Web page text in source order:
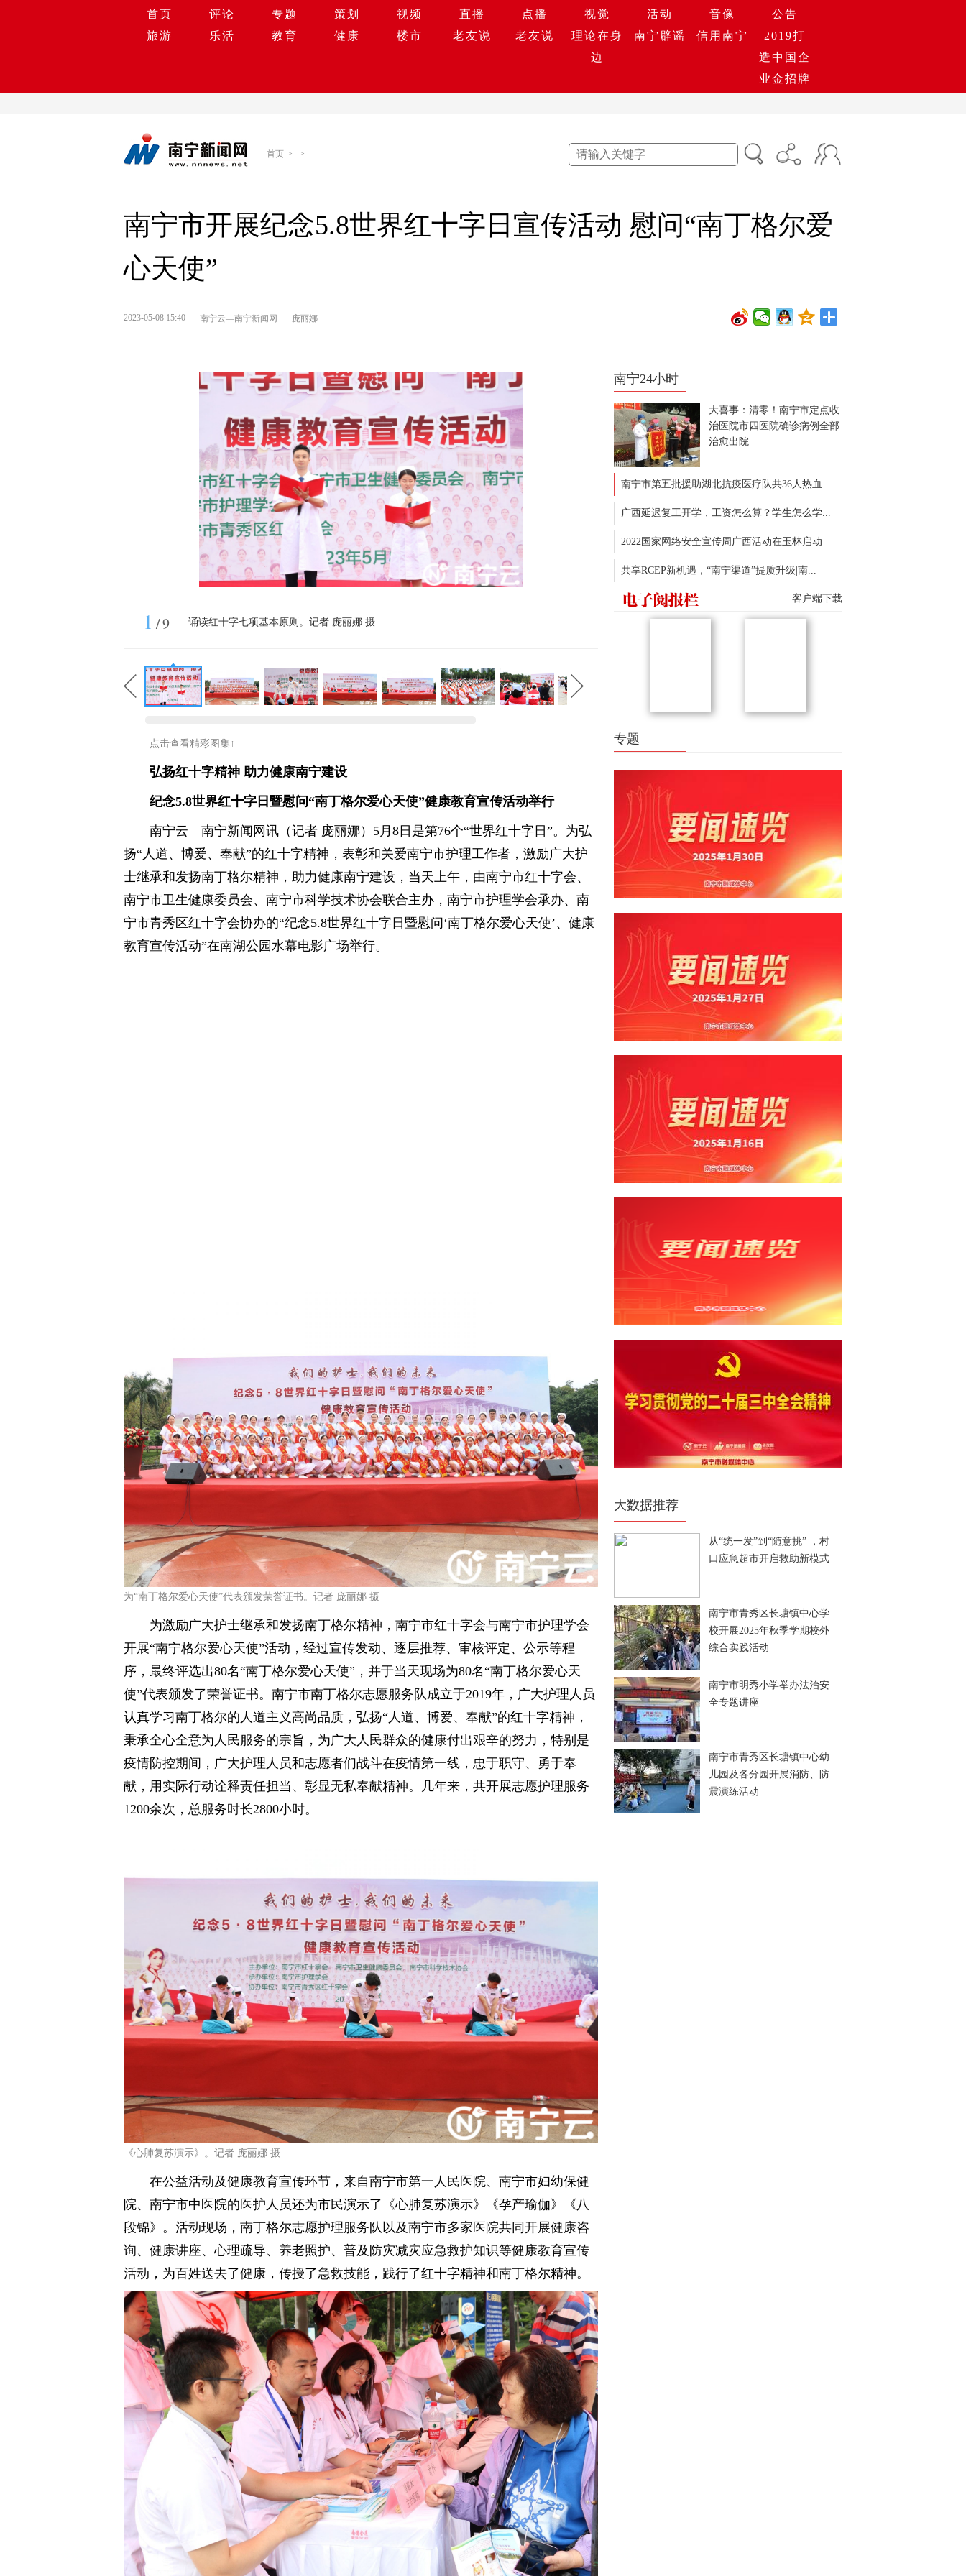
首页 评论 专题 策划 视频 直播 点播 视觉 活动 音像
公告
旅游
乐活 教育 健康 楼市 老友说 老友说
理论在身
边
南宁辟谣 信用南宁
2019打
造中国企
业金招牌
首页 > >
南宁市开展纪念5.8世界红十字日宣传活动 慰问“南丁格尔爱
心天使”
2023-05-08 15:40 南宁云—南宁新闻网 庞丽娜
1 /9 诵读红十字七项基本原则。记者 庞丽娜 摄
点击查看精彩图集↑
弘扬红十字精神 助力健康南宁建设
纪念5.8世界红十字日暨慰问“南丁格尔爱心天使”健康教育宣传活动举行
南宁云—南宁新闻网讯（记者 庞丽娜）5月8日是第76个“世界红十字日”。为弘
扬“人道、博爱、奉献”的红十字精神，表彰和关爱南宁市护理工作者，激励广大护
士继承和发扬南丁格尔精神，助力健康南宁建设，当天上午，由南宁市红十字会、
南宁市卫生健康委员会、南宁市科学技术协会联合主办，南宁市护理学会承办、南
宁市青秀区红十字会协办的“纪念5.8世界红十字日暨慰问‘南丁格尔爱心天使’、健康
教育宣传活动”在南湖公园水幕电影广场举行。
为“南丁格尔爱心天使”代表颁发荣誉证书。记者 庞丽娜 摄
为激励广大护士继承和发扬南丁格尔精神，南宁市红十字会与南宁市护理学会
开展“南宁格尔爱心天使”活动，经过宣传发动、逐层推荐、审核评定、公示等程
序，最终评选出80名“南丁格尔爱心天使”，并于当天现场为80名“南丁格尔爱心天
使”代表颁发了荣誉证书。南宁市南丁格尔志愿服务队成立于2019年，广大护理人员
认真学习南丁格尔的人道主义高尚品质，弘扬“人道、博爱、奉献”的红十字精神，
秉承全心全意为人民服务的宗旨，为广大人民群众的健康付出艰辛的努力，特别是
疫情防控期间，广大护理人员和志愿者们战斗在疫情第一线，忠于职守、勇于奉
献，用实际行动诠释责任担当、彰显无私奉献精神。几年来，共开展志愿护理服务
1200余次，总服务时长2800小时。
《心肺复苏演示》。记者 庞丽娜 摄
在公益活动及健康教育宣传环节，来自南宁市第一人民医院、南宁市妇幼保健
院、南宁市中医院的医护人员还为市民演示了《心肺复苏演示》《孕产瑜伽》《八
段锦》。活动现场，南丁格尔志愿护理服务队以及南宁市多家医院共同开展健康咨
询、健康讲座、心理疏导、养老照护、普及防灾减灾应急救护知识等健康教育宣传
活动，为百姓送去了健康，传授了急救技能，践行了红十字精神和南丁格尔精神。
南宁24小时
大喜事：清零！南宁市定点收
治医院市四医院确诊病例全部
治愈出院
南宁市第五批援助湖北抗疫医疗队共36人热血...
广西延迟复工开学，工资怎么算？学生怎么学...
2022国家网络安全宣传周广西活动在玉林启动
共享RCEP新机遇，“南宁渠道”提质升级|南...
客户端下载
专题
大数据推荐
从“统一发”到“随意挑” ，村
口应急超市开启救助新模式
南宁市青秀区长塘镇中心学
校开展2025年秋季学期校外
综合实践活动
南宁市明秀小学举办法治安
全专题讲座
南宁市青秀区长塘镇中心幼
儿园及各分园开展消防、防
震演练活动